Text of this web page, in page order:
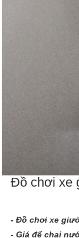
Đồ chơi xe
- Đồ chơi xe
- Giá để chai